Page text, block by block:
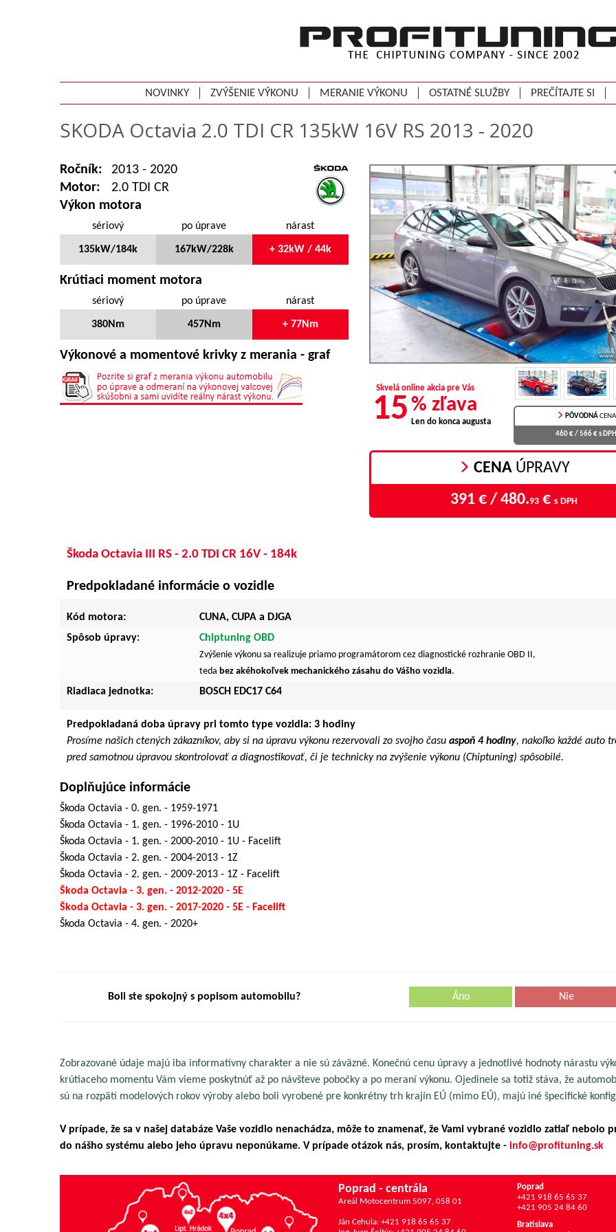
NOVINKY ZVÝŠENIE VÝKONU MERANIE VÝKONU OSTATNÉ SLUŽBY PREČÍTAJTE SI
SKODA Octavia 2.0 TDI CR 135kW 16V RS 2013 - 2020
Ročník:
2013 - 2020
Motor:
2.0 TDI CR
Výkon motora
sériový
135kW/184k
po úprave
167kW/228k
nárast
+ 32kW / 44k
Krútiaci moment motora
sériový
380Nm
po úprave
457Nm
nárast
+ 77Nm
Výkonové a momentové krivky z merania - graf
Skvelá online akcia pre Vás
15% zľava
Len do konca augusta
PÔVODNÁCENA
460 € / 566 € s DPH
CENAÚPRAVY
391 € / 480.93€ s DPH
Škoda Octavia III RS - 2.0 TDI CR 16V - 184k
Predpokladané informácie o vozidle
Kód motora:
CUNA, CUPA a DJGA
Spôsob úpravy:
Chiptuning OBD
Zvýšenie výkonu sa realizuje priamo programátorom cez diagnostické rozhranie OBD II,
teda bez akéhokoľvek mechanického zásahu do Vášho vozidla.
Riadiaca jednotka: BOSCH EDC17 C64
Predpokladaná doba úpravy pri tomto type vozidla: 3 hodiny
Prosíme našich ctených zákazníkov, aby si na úpravu výkonu rezervovali zo svojho času aspoň 4 hodiny, nakoľko každé auto
pred samotnou úpravou skontrolovať a diagnostikovať, či je technicky na zvýšenie výkonu (Chiptuning) spôsobilé.
Doplňujúce informácie
Škoda Octavia - 0. gen. - 1959-1971
Škoda Octavia - 1. gen. - 1996-2010 - 1U
Škoda Octavia - 1. gen. - 2000-2010 - 1U - Facelift
Škoda Octavia - 2. gen. - 2004-2013 - 1Z
Škoda Octavia - 2. gen. - 2009-2013 - 1Z - Facelift
Škoda Octavia - 3. gen. - 2012-2020 - 5E
Škoda Octavia - 3. gen. - 2017-2020 - 5E - Facelift
Škoda Octavia - 4. gen. - 2020+
Boli ste spokojný s popisom automobilu? Áno Nie
Zobrazované údaje majú iba informatívny charakter a nie sú záväzné. Konečnú cenu úpravy a jednotlivé hodnoty nárastu
krútiaceho momentu Vám vieme poskytnúť až po návšteve pobočky a po meraní výkonu. Ojedinele sa totiž stáva, že
sú na rozpätí modelových rokov výroby alebo boli vyrobené pre konkrétny trh krajín EÚ (mimo EÚ), majú iné špecifické
V prípade, že sa v našej databáze Vaše vozidlo nenachádza, môže to znamenať, že Vami vybrané vozidlo zatiaľ nebolo
do nášho systému alebo jeho úpravu neponúkame. V prípade otázok nás, prosím, kontaktujte - info@profituning.sk
Poprad - centrála
Areál Motocentrum 5097, 058 01
Ján Cehula: +421 918 65 65 37
Poprad
+421 918 65 65 37
+421 905 24 84 60
Bratislava